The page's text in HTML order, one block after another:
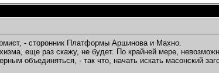
и...02.08.2008,01:53
09:06
03.08.2008, 14:25
03.08.2008,19:03
- сторонник Платформы Аршинова и Махно.
еще раз скажу, не будет. По крайней мере,
объединяться, - так что, начать искать масонский